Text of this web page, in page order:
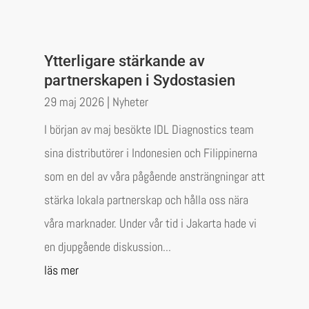
Ytterligare stärkande av
partnerskapen i Sydostasien
29 maj 2026| Nyheter
I början av maj besökte IDL Diagnostics team
sina distributörer i Indonesien och Filippinerna
som en del av våra pågående ansträngningar att
stärka lokala partnerskap och hålla oss nära
våra marknader. Under vår tid i Jakarta hade vi
en djupgående diskussion...
läs mer